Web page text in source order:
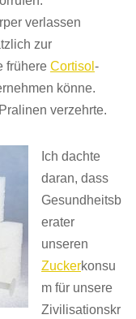
verlassen
zur
frühere Cortisol -
könne.
verzehrte.
Ich dachte
daran, dass
Gesundheitsb
erater
unseren
Zuckerkonsu
m für unsere
Zivilisationskr